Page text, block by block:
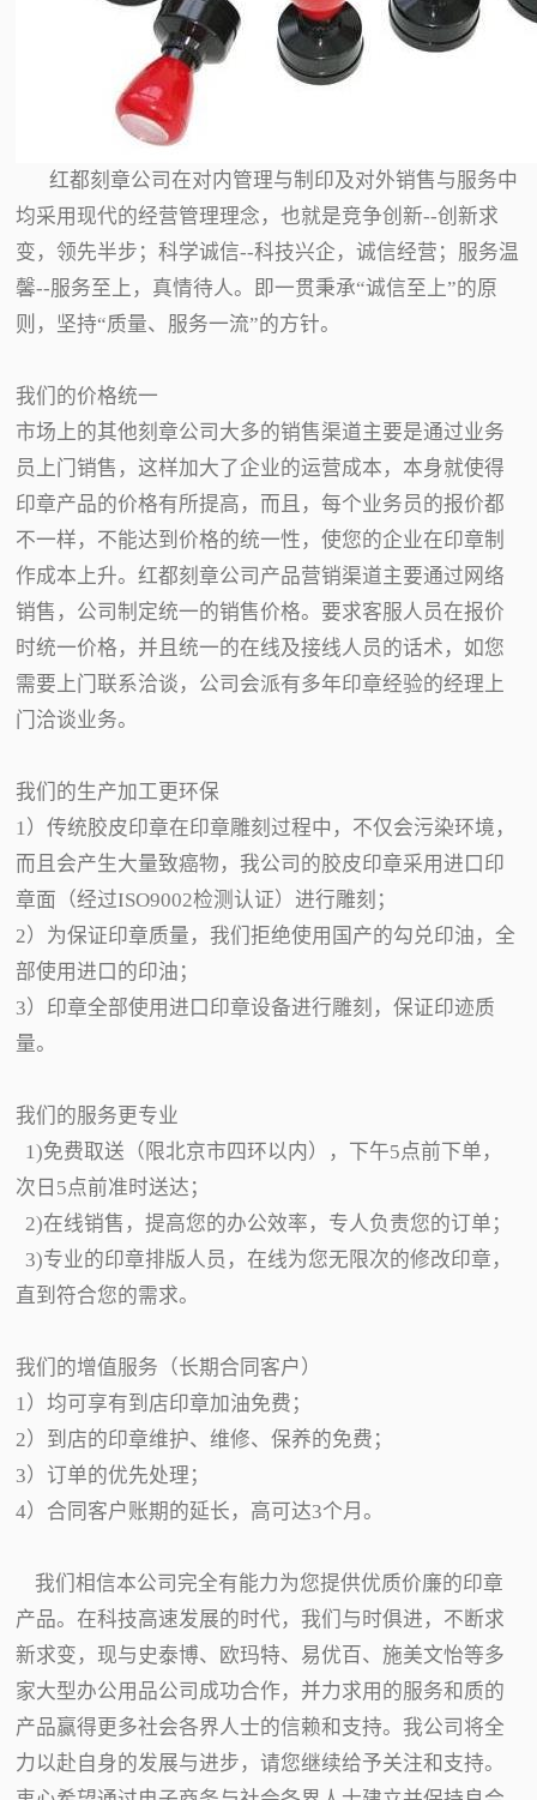
红都刻章公司在对内管理与制印及对外销售与服务中
均采用现代的经营管理理念，也就是竞争创新--创新求
变，领先半步；科学诚信--科技兴企，诚信经营；服务温
馨--服务至上，真情待人。即一贯秉承“诚信至上”的原
则，坚持“质量、服务一流”的方针。
我们的价格统一
市场上的其他刻章公司大多的销售渠道主要是通过业务
员上门销售，这样加大了企业的运营成本，本身就使得
印章产品的价格有所提高，而且，每个业务员的报价都
不一样，不能达到价格的统一性，使您的企业在印章制
作成本上升。红都刻章公司产品营销渠道主要通过网络
销售，公司制定统一的销售价格。要求客服人员在报价
时统一价格，并且统一的在线及接线人员的话术，如您
需要上门联系洽谈，公司会派有多年印章经验的经理上
门洽谈业务。
我们的生产加工更环保
1）传统胶皮印章在印章雕刻过程中，不仅会污染环境，
而且会产生大量致癌物，我公司的胶皮印章采用进口印
章面（经过ISO9002检测认证）进行雕刻；
2）为保证印章质量，我们拒绝使用国产的勾兑印油，全
部使用进口的印油；
3）印章全部使用进口印章设备进行雕刻，保证印迹质
量。
我们的服务更专业
1)免费取送（限北京市四环以内），下午5点前下单，
次日5点前准时送达；
2)在线销售，提高您的办公效率，专人负责您的订单；
3)专业的印章排版人员，在线为您无限次的修改印章，
直到符合您的需求。
我们的增值服务（长期合同客户）
1）均可享有到店印章加油免费；
2）到店的印章维护、维修、保养的免费；
3）订单的优先处理；
4）合同客户账期的延长，高可达3个月。
我们相信本公司完全有能力为您提供优质价廉的印章
产品。在科技高速发展的时代，我们与时俱进，不断求
新求变，现与史泰博、欧玛特、易优百、施美文怡等多
家大型办公用品公司成功合作，并力求用的服务和质的
产品赢得更多社会各界人士的信赖和支持。我公司将全
力以赴自身的发展与进步，请您继续给予关注和支持。